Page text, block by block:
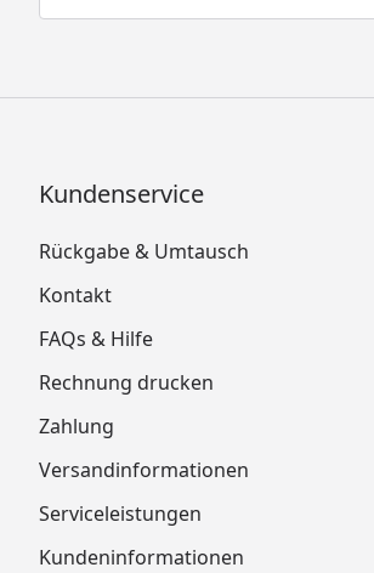
Kundenservice
Rückgabe & Umtausch
Kontakt
FAQs & Hilfe
Rechnung drucken
Zahlung
Versandinformationen
Serviceleistungen
Kundeninformationen